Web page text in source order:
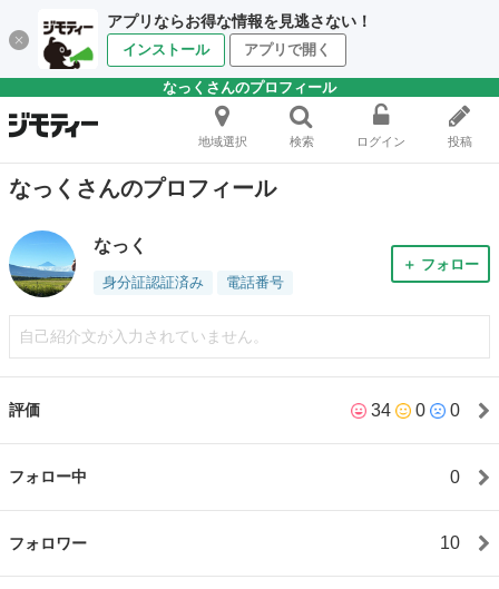
アプリならお得な情報を見逃さない！
インストール アプリで開く
なっくさんのプロフィール
地域選択 検索 ログイン 投稿
なっくさんのプロフィール
なっく
身分証認証済み 電話番号
＋ フォロー
自己紹介文が入力されていません。
評価 34 0 0
フォロー中 0
フォロワー 10